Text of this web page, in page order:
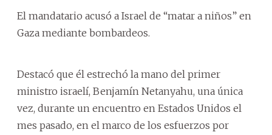
El mandatario acusó a Israel de “matar a niños” en
Gaza mediante bombardeos.
Destacó que él estrechó la mano del primer
ministro israelí, Benjamín Netanyahu, una única
vez, durante un encuentro en Estados Unidos el
mes pasado, en el marco de los esfuerzos por